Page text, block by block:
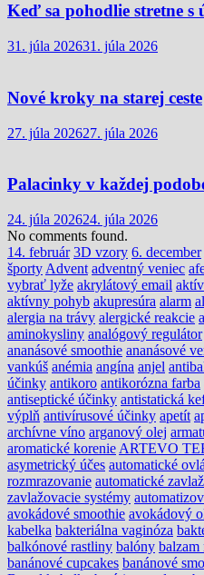
Keď sa pohodlie stretne s
31. júla 202631. júla 2026
Nové kroky na starej ceste
27. júla 202627. júla 2026
Palacinky v každej
24. júla 202624. júla 2026
No comments found.
14. február 3D vzory 6. december
športy Advent adventný veniec
vybrať lyže akrylátový email
aktívny pohyb akupresúra alarm
alergia na trávy alergické reakcie
aminokysliny analógový regulátor
ananásové smoothie ananásové
vankúš anémia angína anjel
účinky antikoro antikorózna farba
antiseptické účinky antistatická
výplň antivírusové účinky apetít
archívne víno arganový olej
aromatické korenie ARTEVO
asymetrický účes automatické
rozmrazovanie automatické
zavlažovacie systémy
avokádové smoothie avokádový
kabelka bakteriálna vaginóza
balkónové rastliny balóny balzam
banánové cupcakes banánové